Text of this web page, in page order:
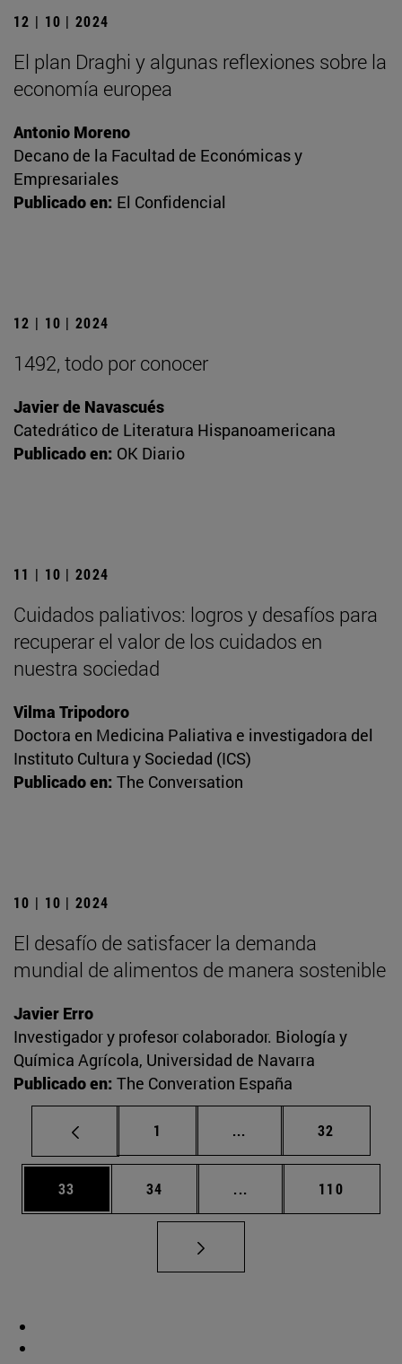
12 | 10 | 2024
El plan Draghi y algunas reflexiones sobre la
economía europea
Antonio Moreno
Decano de la Facultad de Económicas y
Empresariales
Publicado en: El Confidencial
12 | 10 | 2024
1492, todo por conocer
Javier de Navascués
Catedrático de Literatura Hispanoamericana
Publicado en: OK Diario
11 | 10 | 2024
Cuidados paliativos: logros y desafíos para
recuperar el valor de los cuidados en
nuestra sociedad
Vilma Tripodoro
Doctora en Medicina Paliativa e investigadora del
Instituto Cultura y Sociedad (ICS)
Publicado en: The Conversation
10 | 10 | 2024
El desafío de satisfacer la demanda
mundial de alimentos de manera sostenible
Javier Erro
Investigador y profesor colaborador. Biología y
Química Agrícola, Universidad de Navarra
Publicado en: The Converation España
Página
1 ... Páginas intermedias
Página
32
Página
33 Página
34 ... Páginas intermedias
Página
110